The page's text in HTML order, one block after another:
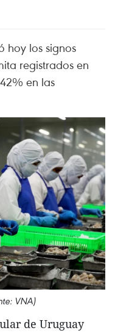
hoy los signos
registrados en
en las
VNA)
de Uruguay